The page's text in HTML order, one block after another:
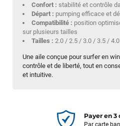
Confort : stabilité et contrôle
Départ : pumping efficace et
Compatibilité : position
sur plusieurs tailles
Tailles : 2.0 / 2.5 / 3.0 / 3.5 /
Une aile conçue pour surfer en
contrôle et de liberté, tout en
et intuitive.
Payer en 3
Par carte